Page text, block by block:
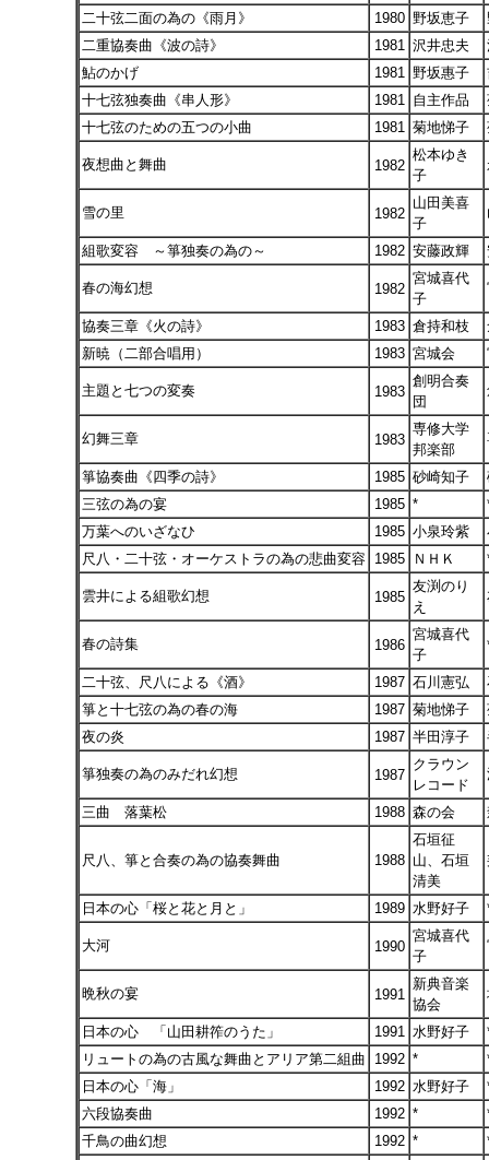
二十弦二面の為の《雨月》 1980 野坂恵子
二重協奏曲《波の詩》
1981 沢井忠夫
鮎のかげ
1981 野坂惠子
十七弦独奏曲《串人形》
1981 自主作品
十七弦のための五つの小曲
1981 菊地悌子
夜想曲と舞曲 1982
松本ゆき
子
雪の里 1982
山田美喜
子
組歌変容 ～箏独奏の為の～ 1982 安藤政輝
春の海幻想 1982
宮城喜代
子
協奏三章《火の詩》 1983 倉持和枝
新暁（二部合唱用）
1983 宮城会
主題と七つの変奏 1983
創明合奏
団
幻舞三章 1983
専修大学
邦楽部
箏協奏曲《四季の詩》 1985 砂崎知子
三弦の為の宴
1985 *
万葉へのいざなひ
1985 小泉玲紫
尺八・二十弦・オーケストラの為の悲曲変容 1985 ＮＨＫ
雲井による組歌幻想 1985
友渕のり
え
春の詩集 1986
宮城喜代
子
二十弦、尺八による《酒》 1987 石川憲弘
箏と十七弦の為の春の海
1987 菊地悌子
夜の炎
1987 半田淳子
箏独奏の為のみだれ幻想 1987
クラウン
レコード
三曲 落葉松 1988 森の会
尺八、箏と合奏の為の協奏舞曲 1988
石垣征
山、石垣
清美
日本の心「桜と花と月と」 1989 水野好子
大河 1990
宮城喜代
子
晩秋の宴 1991
新典音楽
協会
日本の心 「山田耕筰のうた」 1991 水野好子
リュートの為の古風な舞曲とアリア第二組曲
1992 *
日本の心「海」
1992 水野好子
六段協奏曲
1992 *
千鳥の曲幻想
1992 *